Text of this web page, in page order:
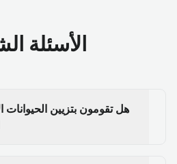
الأسئلة
هل تقومون بتزيين الحيوانات